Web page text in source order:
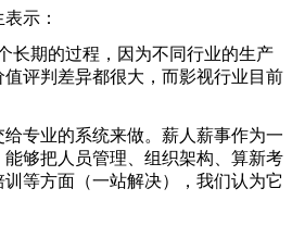
示：
长期的过程，因为不同行业的生产
评判差异都很大，而影视行业目前
专业的系统来做。薪人薪事作为一
够把人员管理、组织架构、算新考
等方面（一站解决），我们认为它